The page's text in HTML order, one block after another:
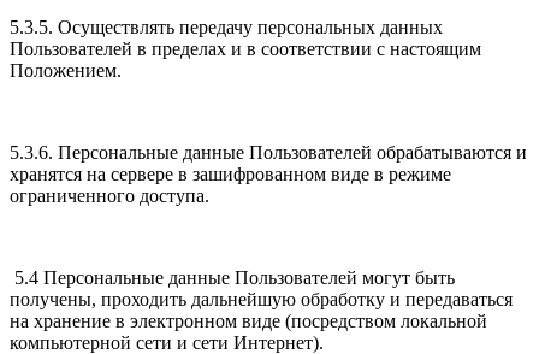
5.3.5. Осуществлять передачу персональных данных
Пользователей в пределах и в соответствии с настоящим
Положением.
5.3.6. Персональные данные Пользователей обрабатываются и
хранятся на сервере в зашифрованном виде в режиме
ограниченного доступа.
5.4 Персональные данные Пользователей могут быть
получены, проходить дальнейшую обработку и передаваться
на хранение в электронном виде (посредством локальной
компьютерной сети и сети Интернет).